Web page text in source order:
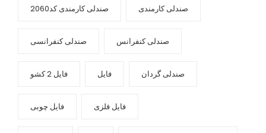
صندلی کارمندی صندلی کارمندی کد2060
صندلی کنفرانس صندلی کنفرانسی
صندلی گردان فایل فایل 2 کشو
فایل فلزی فایل چوبی